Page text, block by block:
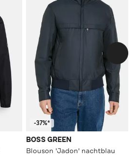
-37%*
BOSS GREEN
Blouson 'Jadon' nachtblau